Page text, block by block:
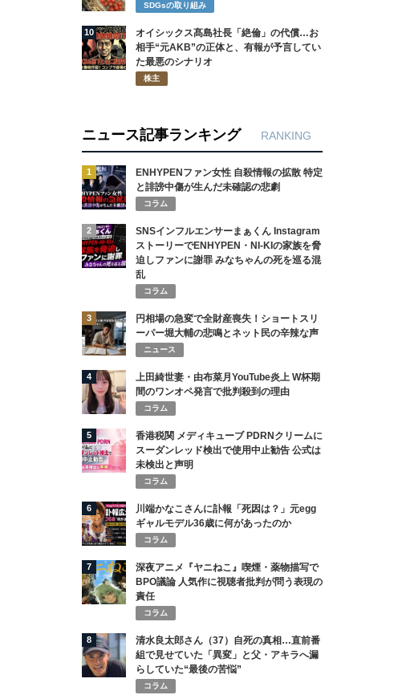
SDGsの取り組み
10
オイシックス髙島社長「絶倫」の代償…お
相手“元AKB”の正体と、有報が予言してい
た最悪のシナリオ
株主
ニュース記事ランキング RANKING
1
ENHYPENファン女性 自殺情報の拡散 特定
と誹謗中傷が生んだ未確認の悲劇
コラム
2
SNSインフルエンサーまぁくん Instagram
ストーリーでENHYPEN・NI-KIの家族を脅
迫しファンに謝罪 みなちゃんの死を巡る混
乱
コラム
3
円相場の急変で全財産喪失！ショートスリ
ーパー堀大輔の悲鳴とネット民の辛辣な声
ニュース
4
上田綺世妻・由布菜月YouTube炎上 W杯期
間のワンオペ発言で批判殺到の理由
コラム
5
香港税関 メディキューブ PDRNクリームに
スーダンレッド検出で使用中止勧告 公式は
未検出と声明
コラム
6
川端かなこさんに訃報「死因は？」元egg
ギャルモデル36歳に何があったのか
コラム
7
深夜アニメ『ヤニねこ』喫煙・薬物描写で
BPO議論 人気作に視聴者批判が問う表現の
責任
コラム
8
清水良太郎さん（37）自死の真相…直前番
組で見せていた「異変」と父・アキラへ漏
らしていた“最後の苦悩”
コラム